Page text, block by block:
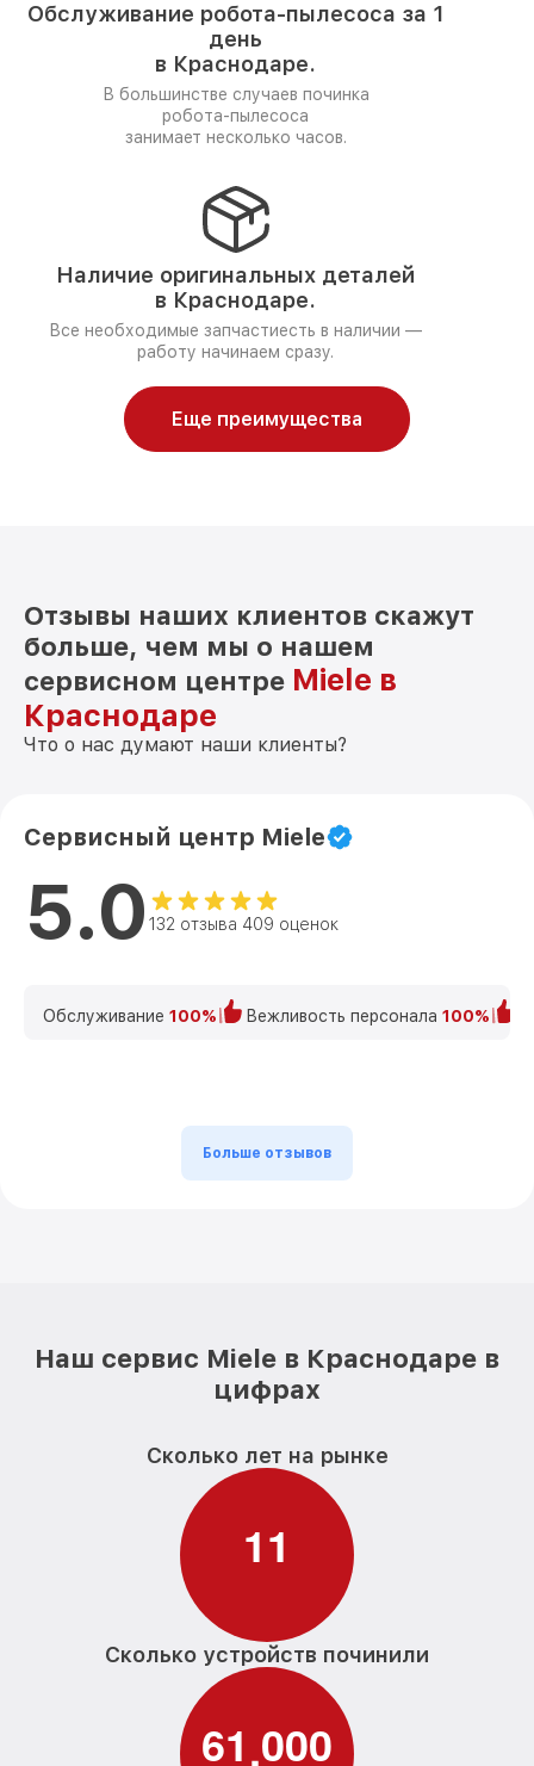
Обслуживание робота-пылесоса за 1
день
в Краснодаре.
В большинстве случаев починка
робота-пылесоса
занимает несколько часов.
Наличие оригинальных деталей
в Краснодаре.
Все необходимые запчастиесть в наличии —
работу начинаем сразу.
Еще преимущества
Отзывы наших клиентов скажут
больше, чем мы о нашем
сервисном центре Miele в
Краснодаре
Что о нас думают наши клиенты?
Сервисный центр Miele
5.0 132 отзыва 409 оценок
Обслуживание 100% Вежливость персонала 100%
Больше отзывов
Наш сервис Miele в Краснодаре в
цифрах
Сколько лет на рынке
11
Сколько устройств починили
61,000